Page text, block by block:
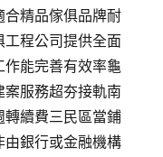
精品傢俱品牌耐
工程公司提供全面
作能完善有效率龜
服務超夯接軌南
續費三民區當鋪
由銀行或金融機構